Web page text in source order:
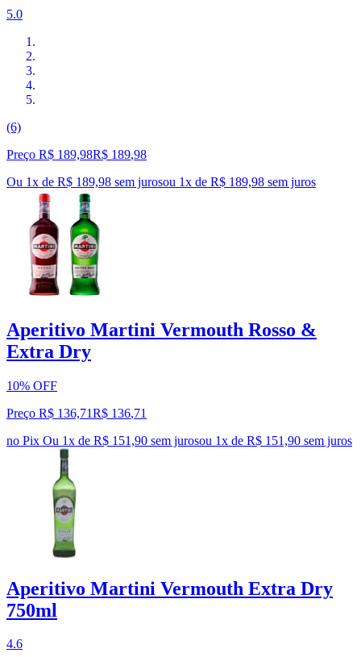
5.0
(6)
Preço R$ 189,98R$ 189,98
Ou 1x de R$ 189,98 sem jurosou 1x de R$ 189,98 sem juros
Aperitivo Martini Vermouth Rosso &
Extra Dry
10% OFF
Preço R$ 136,71R$ 136,71
no Pix Ou 1x de R$ 151,90 sem jurosou 1x de R$ 151,90 sem juros
Aperitivo Martini Vermouth Extra Dry
750ml
4.6